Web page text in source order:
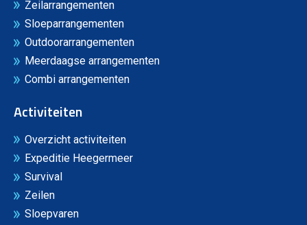
Zeilarrangementen
Sloeparrangementen
Outdoorarrangementen
Meerdaagse arrangementen
Combi arrangementen
Activiteiten
Overzicht activiteiten
Expeditie Heegermeer
Survival
Zeilen
Sloepvaren